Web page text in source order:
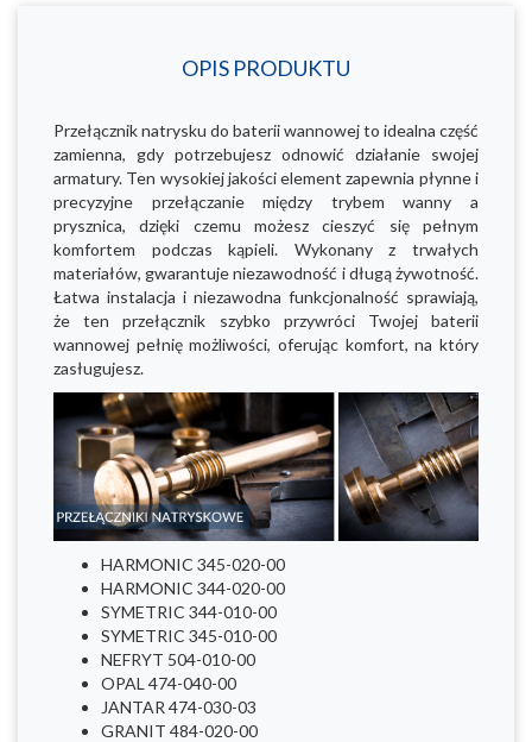
OPIS PRODUKTU
Przełącznik natrysku do baterii wannowej to idealna część
zamienna, gdy potrzebujesz odnowić działanie swojej
armatury. Ten wysokiej jakości element zapewnia płynne i
precyzyjne przełączanie między trybem wanny a
prysznica, dzięki czemu możesz cieszyć się pełnym
komfortem podczas kąpieli. Wykonany z trwałych
materiałów, gwarantuje niezawodność i długą żywotność.
Łatwa instalacja i niezawodna funkcjonalność sprawiają,
że ten przełącznik szybko przywróci Twojej baterii
wannowej pełnię możliwości, oferując komfort, na który
zasługujesz.
HARMONIC 345-020-00
HARMONIC 344-020-00
SYMETRIC 344-010-00
SYMETRIC 345-010-00
NEFRYT 504-010-00
OPAL 474-040-00
JANTAR 474-030-03
GRANIT 484-020-00